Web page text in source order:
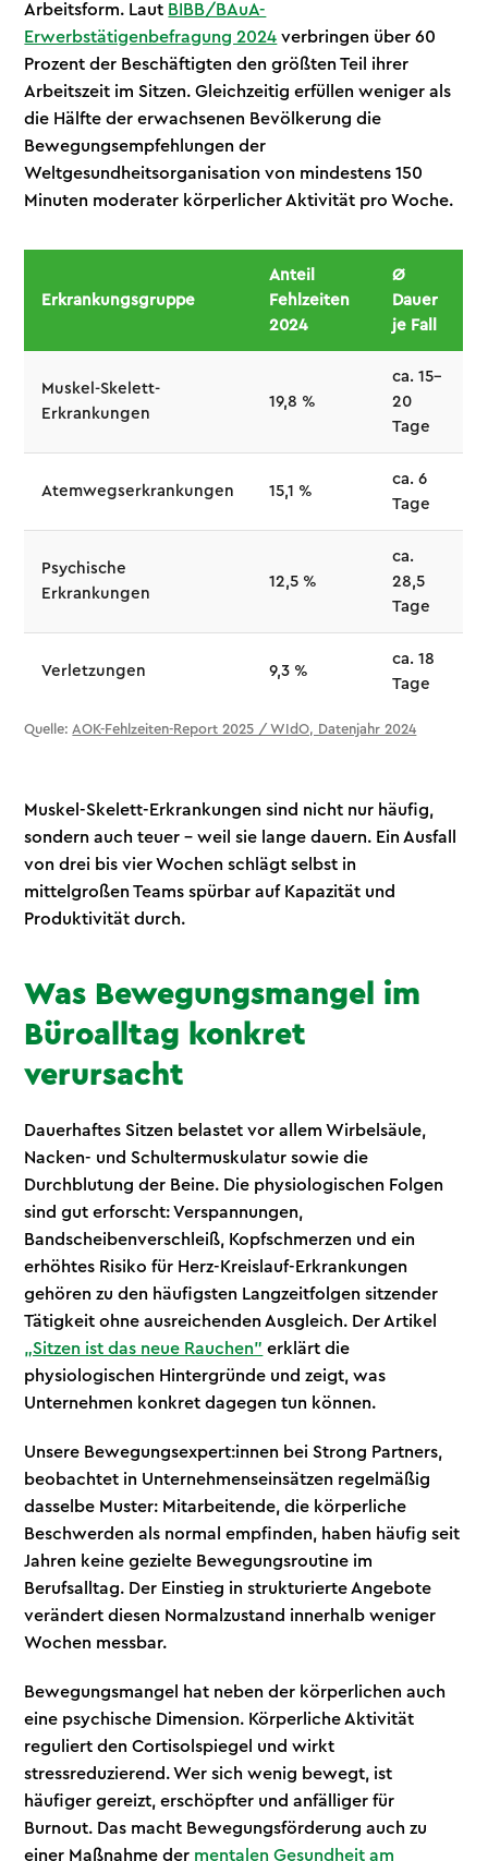
Arbeitsform. Laut BIBB/BAuA-
Erwerbstätigenbefragung 2024 verbringen über 60
Prozent der Beschäftigten den größten Teil ihrer
Arbeitszeit im Sitzen. Gleichzeitig erfüllen weniger als
die Hälfte der erwachsenen Bevölkerung die
Bewegungsempfehlungen der
Weltgesundheitsorganisation von mindestens 150
Minuten moderater körperlicher Aktivität pro Woche.
Erkrankungsgruppe
Anteil
Fehlzeiten
2024
Ø
Dauer
je Fall
Muskel-Skelett-
Erkrankungen
19,8 %
ca. 15–
20
Tage
Atemwegserkrankungen 15,1 %
ca. 6
Tage
Psychische
Erkrankungen
12,5 %
ca.
28,5
Tage
Verletzungen 9,3 %
ca. 18
Tage
Quelle: AOK-Fehlzeiten-Report 2025 / WIdO, Datenjahr 2024
Muskel-Skelett-Erkrankungen sind nicht nur häufig,
sondern auch teuer – weil sie lange dauern. Ein Ausfall
von drei bis vier Wochen schlägt selbst in
mittelgroßen Teams spürbar auf Kapazität und
Produktivität durch.
Was Bewegungsmangel im
Büroalltag konkret
verursacht
Dauerhaftes Sitzen belastet vor allem Wirbelsäule,
Nacken- und Schultermuskulatur sowie die
Durchblutung der Beine. Die physiologischen Folgen
sind gut erforscht: Verspannungen,
Bandscheibenverschleiß, Kopfschmerzen und ein
erhöhtes Risiko für Herz-Kreislauf-Erkrankungen
gehören zu den häufigsten Langzeitfolgen sitzender
Tätigkeit ohne ausreichenden Ausgleich. Der Artikel
„Sitzen ist das neue Rauchen" erklärt die
physiologischen Hintergründe und zeigt, was
Unternehmen konkret dagegen tun können.
Unsere Bewegungsexpert:innen bei Strong Partners,
beobachtet in Unternehmenseinsätzen regelmäßig
dasselbe Muster: Mitarbeitende, die körperliche
Beschwerden als normal empfinden, haben häufig seit
Jahren keine gezielte Bewegungsroutine im
Berufsalltag. Der Einstieg in strukturierte Angebote
verändert diesen Normalzustand innerhalb weniger
Wochen messbar.
Bewegungsmangel hat neben der körperlichen auch
eine psychische Dimension. Körperliche Aktivität
reguliert den Cortisolspiegel und wirkt
stressreduzierend. Wer sich wenig bewegt, ist
häufiger gereizt, erschöpfter und anfälliger für
Burnout. Das macht Bewegungsförderung auch zu
einer Maßnahme der mentalen Gesundheit am